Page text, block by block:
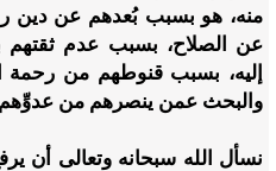
منه، هو بسبب بُعدهم عن دين
عن الصلاح، بسبب عدم ثقتهم
إليه، بسبب قنوطهم من رحمة
والبحث عمن ينصرهم من عدوِّهم
نسأل الله سبحانه وتعالى أن